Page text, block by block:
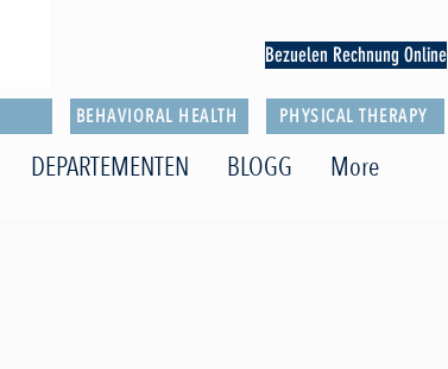
Bezuelen Rechnung Online
BEHAVIORAL HEALTH PHYSICAL THERAPY
DEPARTEMENTEN BLOGG More